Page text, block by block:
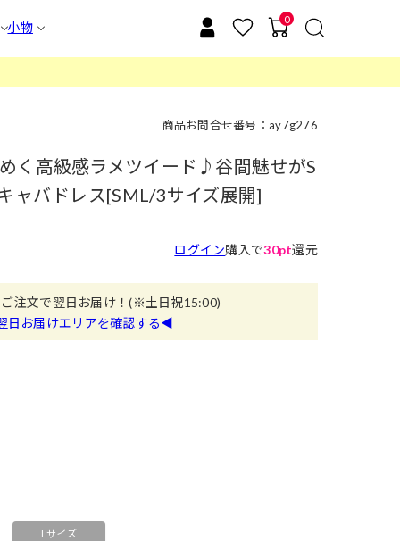
小物
0
商品お問合せ番号：ay7g276
く高級感ラメツイード♪谷間魅せがS
ャバドレス[SML/3サイズ展開]
ログイン購入で30pt還元
注文で翌日お届け！(※土日祝15:00)
日お届けエリアを確認する◀
Lサイズ